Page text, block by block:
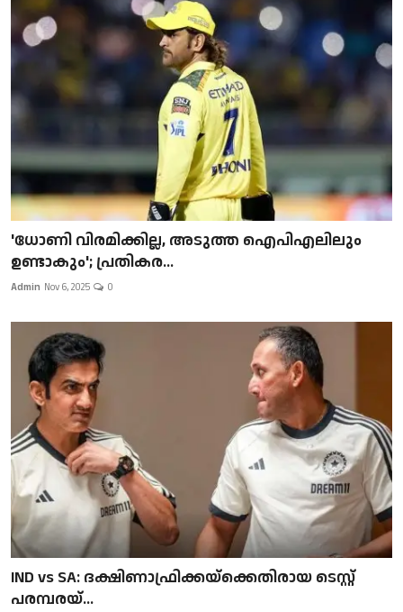
'ധോണി വിരമിക്കില്ല, അടുത്ത ഐപിഎലിലും
ഉണ്ടാകും'; പ്രതികര...
Admin Nov 6, 2025 0
IND vs SA: ദക്ഷിണാഫ്രിക്കയ്‌ക്കെതിരായ ടെസ്റ്റ്
പരമ്പരയ്...